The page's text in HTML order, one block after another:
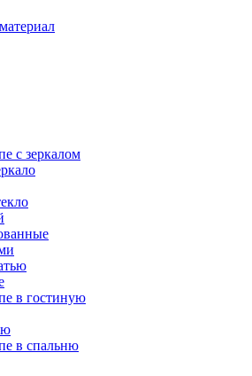
с зеркалом
в гостиную
в спальню